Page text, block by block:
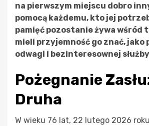
na pierwszym miejscu dobro
pomocą każdemu, kto jej
pamięć pozostanie żywa wśród
mieli przyjemność go znać, jako
odwagi i bezinteresownej
Pożegnanie
Druha
W wieku 76 lat, 22 lutego 2026